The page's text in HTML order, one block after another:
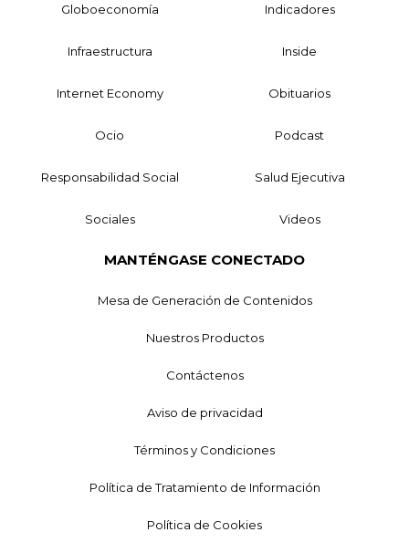
Globoeconomía Indicadores
Infraestructura Inside
Internet Economy Obituarios
Ocio Podcast
Responsabilidad Social Salud Ejecutiva
Sociales Videos
MANTÉNGASE CONECTADO
Mesa de Generación de Contenidos
Nuestros Productos
Contáctenos
Aviso de privacidad
Términos y Condiciones
Política de Tratamiento de Información
Política de Cookies